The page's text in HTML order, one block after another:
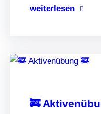
weiterlesen
🚒